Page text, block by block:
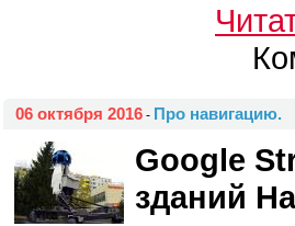
06 октября 2016 - Про навигацию.
Google
зданий